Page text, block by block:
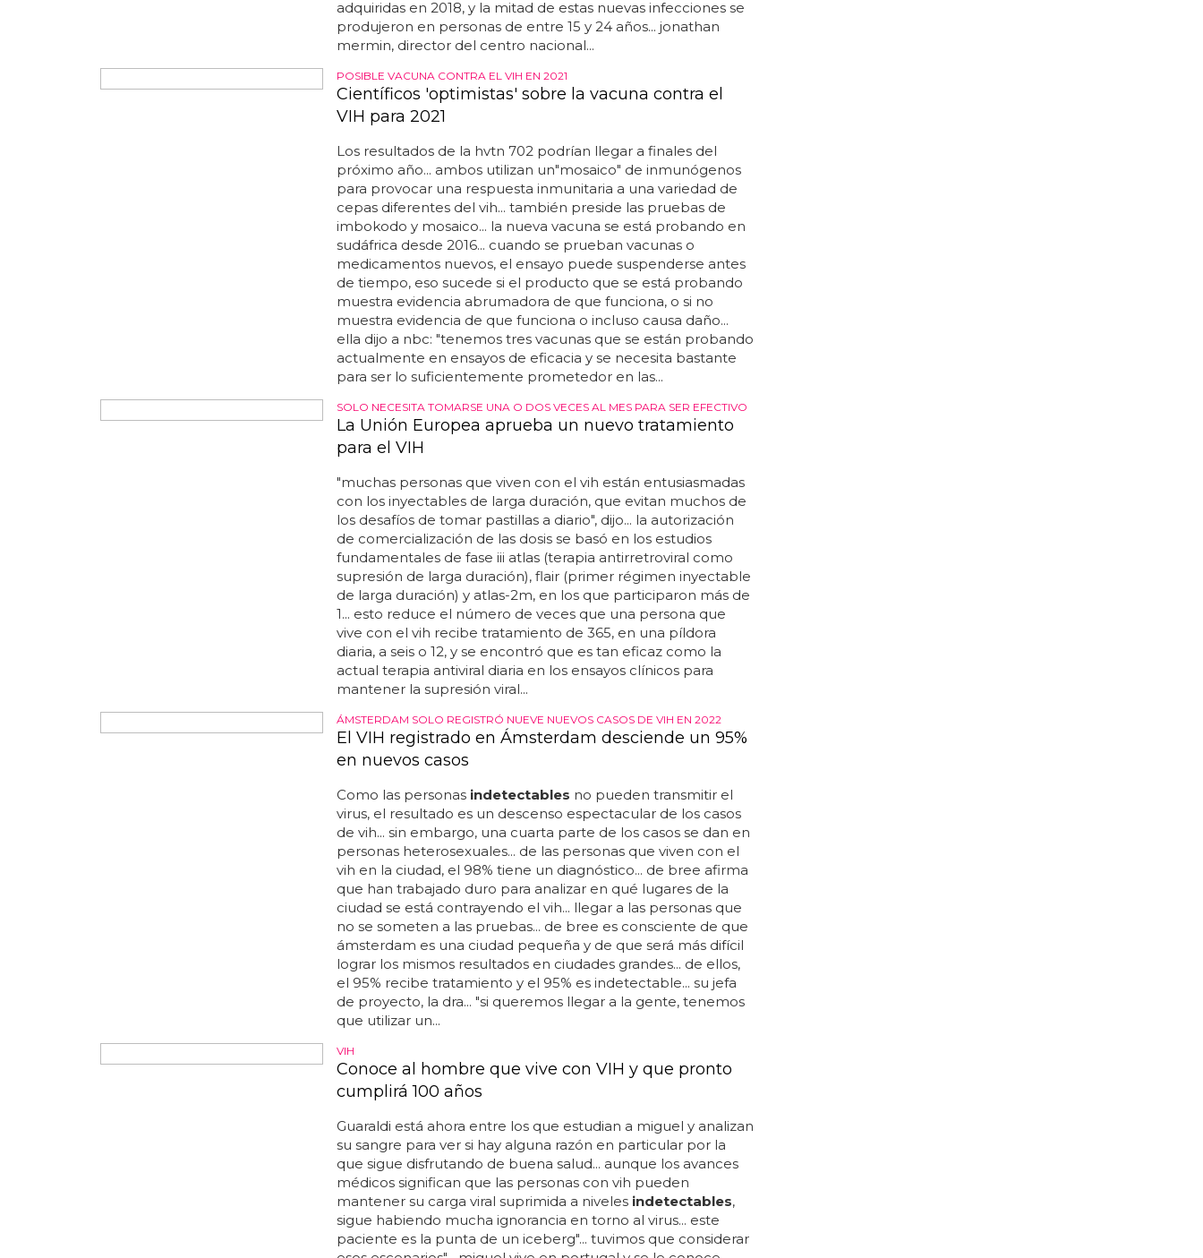
cuanto más joven, mejor... de ellas, 26 millones fueron
adquiridas en 2018, y la mitad de estas nuevas infecciones se
produjeron en personas de entre 15 y 24 años... jonathan
POSIBLE VACUNA CONTRA EL VIH EN 2021
Científicos 'optimistas' sobre la vacuna contra el
Los resultados de la hvtn 702 podrían llegar a finales del
próximo año... ambos utilizan un"mosaico" de inmunógenos
para provocar una respuesta inmunitaria a una variedad de
cepas diferentes del vih... también preside las pruebas de
imbokodo y mosaico... la nueva vacuna se está probando en
sudáfrica desde 2016... cuando se prueban vacunas o
medicamentos nuevos, el ensayo puede suspenderse antes
de tiempo, eso sucede si el producto que se está probando
muestra evidencia abrumadora de que funciona, o si no
muestra evidencia de que funciona o incluso causa daño...
ella dijo a nbc: "tenemos tres vacunas que se están probando
actualmente en ensayos de eficacia y se necesita bastante
SOLO NECESITA TOMARSE UNA O DOS VECES AL MES PARA SER EFECTIVO
La Unión Europea aprueba un nuevo tratamiento
"muchas personas que viven con el vih están entusiasmadas
con los inyectables de larga duración, que evitan muchos de
los desafíos de tomar pastillas a diario", dijo... la autorización
de comercialización de las dosis se basó en los estudios
fundamentales de fase iii atlas (terapia antirretroviral como
supresión de larga duración), flair (primer régimen inyectable
de larga duración) y atlas-2m, en los que participaron más de
1... esto reduce el número de veces que una persona que
vive con el vih recibe tratamiento de 365, en una píldora
diaria, a seis o 12, y se encontró que es tan eficaz como la
actual terapia antiviral diaria en los ensayos clínicos para
mantener la supresión viral...
ÁMSTERDAM SOLO REGISTRÓ NUEVE NUEVOS CASOS DE VIH EN 2022
El VIH registrado en Ámsterdam desciende un 95%
Como las personasindetectablesno pueden transmitir el
virus, el resultado es un descenso espectacular de los casos
de vih... sin embargo, una cuarta parte de los casos se dan en
personas heterosexuales... de las personas que viven con el
vih en la ciudad, el 98% tiene un diagnóstico... de bree afirma
que han trabajado duro para analizar en qué lugares de la
ciudad se está contrayendo el vih... llegar a las personas que
no se someten a las pruebas... de bree es consciente de que
ámsterdam es una ciudad pequeña y de que será más difícil
lograr los mismos resultados en ciudades grandes... de ellos,
el 95% recibe tratamiento y el 95% es indetectable... su jefa
de proyecto, la dra... "si queremos llegar a la gente, tenemos
VIH
Conoce al hombre que vive con VIH y que pronto
Guaraldi está ahora entre los que estudian a miguel y analizan
su sangre para ver si hay alguna razón en particular por la
que sigue disfrutando de buena salud... aunque los avances
médicos significan que las personas con vih pueden
mantener su carga viral suprimida a niveles indetectables
sigue habiendo mucha ignorancia en torno al virus... este